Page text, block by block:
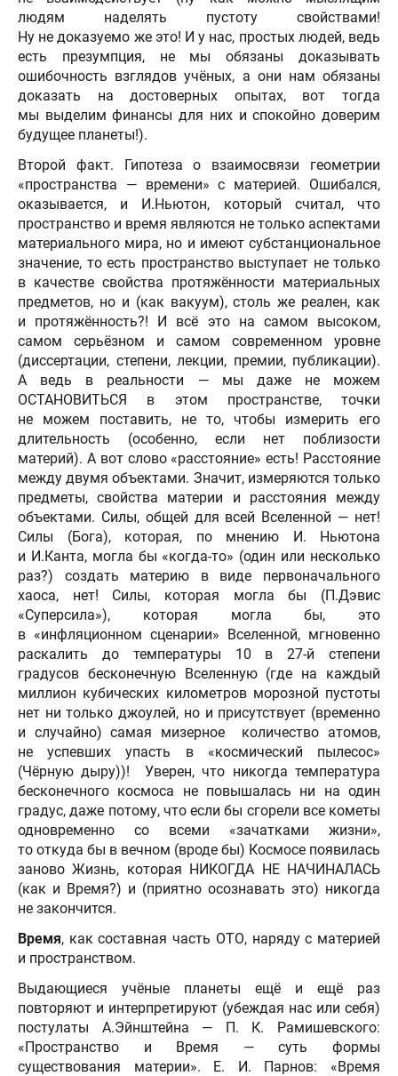
людям наделять пустоту свойствами!
Ну не доказуемо же это! И у нас, простых людей, ведь
есть презумпция, не мы обязаны доказывать
ошибочность взглядов учёных, а они нам обязаны
доказать на достоверных опытах, вот тогда
мы выделим финансы для них и спокойно доверим
будущее планеты!).
Второй факт. Гипотеза о взаимосвязи геометрии
«пространства — времени» с материей. Ошибался,
оказывается, и И.Ньютон, который считал, что
пространство и время являются не только аспектами
материального мира, но и имеют субстанциональное
значение, то есть пространство выступает не только
в качестве свойства протяжённости материальных
предметов, но и (как вакуум), столь же реален, как
и протяжённость?! И всё это на самом высоком,
самом серьёзном и самом современном уровне
(диссертации, степени, лекции, премии, публикации).
А ведь в реальности — мы даже не можем
ОСТАНОВИТЬСЯ в этом пространстве, точки
не можем поставить, не то, чтобы измерить его
длительность (особенно, если нет поблизости
материй). А вот слово «расстояние» есть! Расстояние
между двумя объектами. Значит, измеряются только
предметы, свойства материи и расстояния между
объектами. Силы, общей для всей Вселенной — нет!
Силы (Бога), которая, по мнению И. Ньютона
и И.Канта, могла бы «когда-то» (один или несколько
раз?) создать материю в виде первоначального
хаоса, нет! Силы, которая могла бы (П.Дэвис
«Суперсила»), которая могла бы, это
в «инфляционном сценарии» Вселенной, мгновенно
раскалить до температуры 10 в 27-й степени
градусов бесконечную Вселенную (где на каждый
миллион кубических километров морозной пустоты
нет ни только джоулей, но и присутствует (временно
и случайно) самая мизерное количество атомов,
не успевших упасть в «космический пылесос»
(Чёрную дыру))! Уверен, что никогда температура
бесконечного космоса не повышалась ни на один
градус, даже потому, что если бы сгорели все кометы
одновременно со всеми «зачатками жизни»,
то откуда бы в вечном (вроде бы) Космосе появилась
заново Жизнь, которая НИКОГДА НЕ НАЧИНАЛАСЬ
(как и Время?) и (приятно осознавать это) никогда
не закончится.
Время, как составная часть ОТО, наряду с материей
и пространством.
Выдающиеся учёные планеты ещё и ещё раз
повторяют и интерпретируют (убеждая нас или себя)
постулаты А.Эйнштейна — П. К. Рамишевского:
«Пространство и Время — суть формы
существования материи». Е. И. Парнов: «Время